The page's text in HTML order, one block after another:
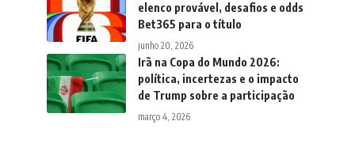
elenco provável, desafios e odds
Bet365 para o título
junho 20, 2026
Irã na Copa do Mundo 2026:
política, incertezas e o impacto
de Trump sobre a participação
março 4, 2026